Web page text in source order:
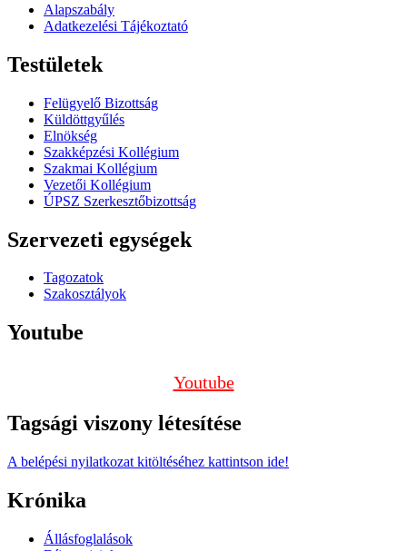
Alapszabály
Adatkezelési Tájékoztató
Testületek
Felügyelő Bizottság
Küldöttgyűlés
Elnökség
Szakképzési Kollégium
Szakmai Kollégium
Vezetői Kollégium
ÚPSZ Szerkesztőbizottság
Szervezeti egységek
Tagozatok
Szakosztályok
Youtube
Youtube
Tagsági viszony létesítése
A belépési nyilatkozat kitöltéséhez kattintson ide!
Krónika
Állásfoglalások